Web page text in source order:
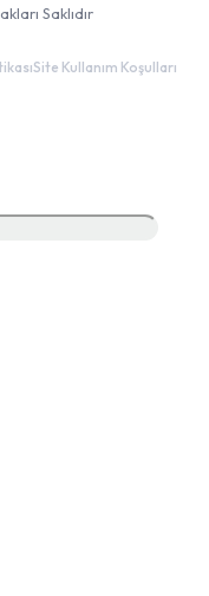
Saklıdır
Site Kullanım Koşulları